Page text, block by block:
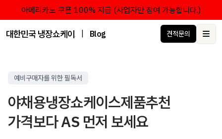
아메리카노 쿠폰 100% 지급 (사업자만 참여 가능합니다.)
대한민국 냉장쇼케이스 점유율 1위 브랜드 한성쇼케이스
Blog 견적문의
예비구매자를 위한 필독서
야채용냉장쇼케이스제품추천
가격보다 AS 먼저 보세요